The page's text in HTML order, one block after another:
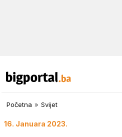
Početna » Svijet
16. Januara 2023.